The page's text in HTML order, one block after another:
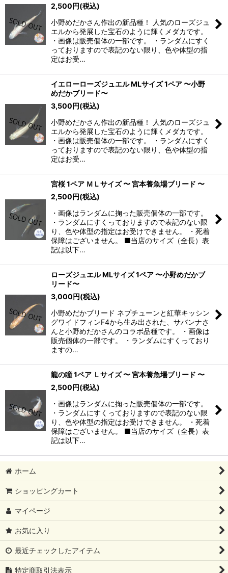
2,500円(税込)
小野めだかさん作出の新品種！ 人気のローズジュ
エルから発展した宝石のように輝くメダカです。
・画像は販売個体の一部です。 ・ランダムにすく
っておりますので表記のない限り、色や体型の指
定はお受…
イエローローズジュエル MLサイズ 1ペア 〜小野
めだかブリード〜
3,500円(税込)
小野めだかさん作出の新品種！ 人気のローズジュ
エルから発展した宝石のように輝くメダカです。
・画像は販売個体の一部です。 ・ランダムにすく
っておりますので表記のない限り、色や体型の指
定はお受…
宮桜 1ペア ＭＬサイズ 〜 宮本養魚場ブリード 〜
2,500円(税込)
・画像はランダムに掬った販売個体の一部です。
・ランダムにすくっておりますので表記のない限
り、色や体型の指定はお受けできません。 ・死着
保障はございません。 ■当店のサイズ（全長）表
記は以下…
ローズジュエル MLサイズ 1ペア 〜小野めだかブ
リード〜
3,000円(税込)
小野めだかブリード ネプチューンと紅華キッシン
グワイドフィンF4から生み出された、サバンナさ
んと小野めだかさんのコラボ品種です。 ・画像は
販売個体の一部です。 ・ランダムにすくっており
ますの…
龍の瞳 1ペア Ｌサイズ 〜 宮本養魚場ブリード 〜
2,500円(税込)
・画像はランダムに掬った販売個体の一部です。
・ランダムにすくっておりますので表記のない限
り、色や体型の指定はお受けできません。 ・死着
保障はございません。 ■当店のサイズ（全長）表
記は以下…
ホーム
ショッピングカート
マイページ
お気に入り
最近チェックしたアイテム
特定商取引法表示